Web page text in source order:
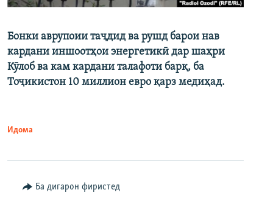
Бонки аврупоии таҷдид ва рушд барои нав
кардани иншоотҳои энергетикӣ дар шаҳри
Кӯлоб ва кам кардани талафоти барқ, ба
Тоҷикистон 10 миллион евро қарз медиҳад.
Идома
Ба дигарон фиристед